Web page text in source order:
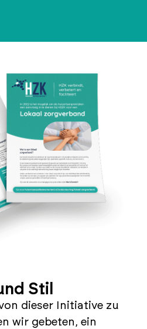
Stil
dieser Initiative zu
wir gebeten, ein